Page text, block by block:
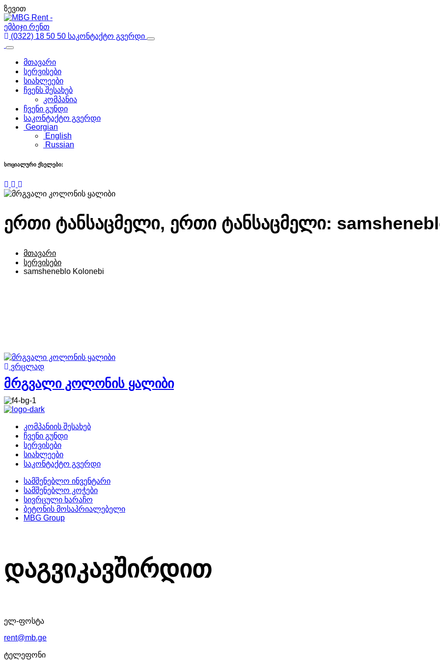
ზევით
(0322) 18 50 50 საკონტაქტო გვერდი
მთავარი
სერვისები
სიახლეები
ჩვენს შესახებ
კომპანია
ჩვენი გუნდი
საკონტაქტო გვერდი
Georgian
English
Russian
სოციალური ქსელები:
ერთი ტანსაცმელი, ერთი ტანსაცმელი:
მთავარი
სერვისები
samsheneblo Kolonebi
ვრცლად
მრგვალი კოლონის ყალიბი
კომპანიის შესახებ
ჩვენი გუნდი
სერვისები
სიახლეები
საკონტაქტო გვერდი
სამშენებლო ინვენტარი
სამშენებლო კოჭები
სივრცული ხარაჩო
ბეტონის მოსაპრიალებელი
MBG Group
დაგვიკავშირდით
ელ-ფოსტა
rent@mb.ge
ტელეფონი